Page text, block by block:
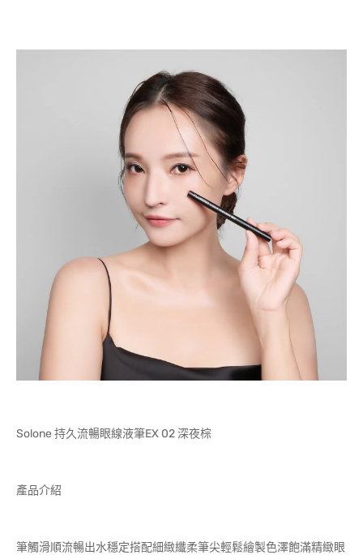
Solone 持久流暢眼線液筆EX 02 深夜棕
產品介紹
筆觸滑順流暢出水穩定搭配細緻纖柔筆尖輕鬆繪製色澤飽滿精緻眼